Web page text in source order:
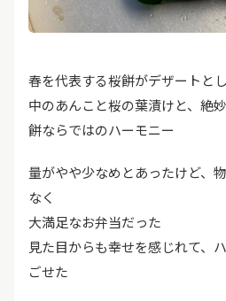
春を代表する桜餅がデザートと
中のあんこと桜の葉漬けと、絶
餅ならではのハーモニー
量がやや少なめとあったけど、
なく
大満足なお弁当だった
見た目からも幸せを感じれて、
ごせた